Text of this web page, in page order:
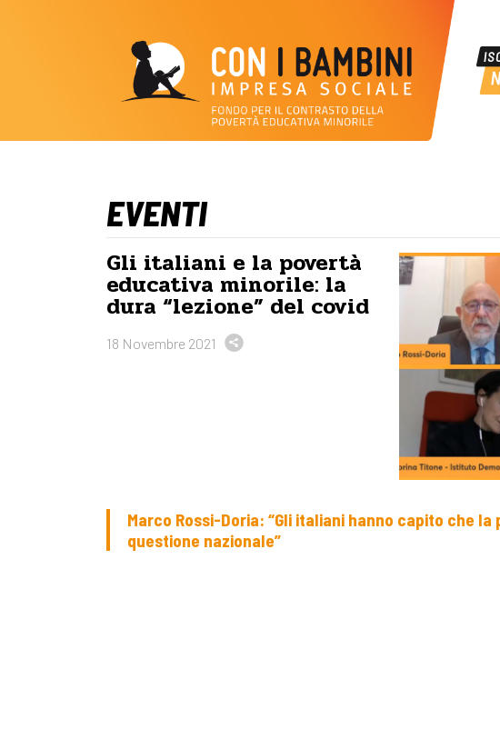
EVENTI
Gli italiani e la povertà
educativa minorile: la
dura “lezione” del covid
18 Novembre 2021
Marco Rossi-Doria: “Gli italiani hanno capito che
questione nazionale”